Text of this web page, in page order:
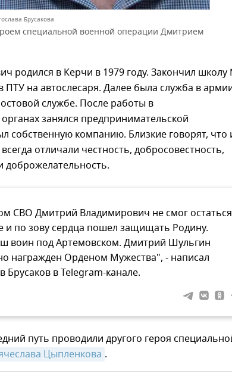
Брусакова
специальной военной операции Дмитрием
родился в Керчи в 1979 году. Закончил школу
ПТУ на автослесаря. Далее была служба в
службе. После работы в
занялся предпринимательской
собственную компанию. Близкие говорят, что
отличали честность, добросовестность,
доброжелательность.
СВО Дмитрий Владимирович не смог остаться
и по зову сердца пошел защищать Родину.
воин под Артемовском. Дмитрий Шульгин
награжден Орденом Мужества", - написал
Брусаков в Telegram-канале.
путь проводили другого героя
Цыпленкова .